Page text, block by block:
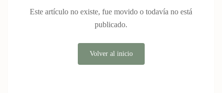
Este artículo no existe, fue movido o todavía no está
publicado.
Volver al inicio